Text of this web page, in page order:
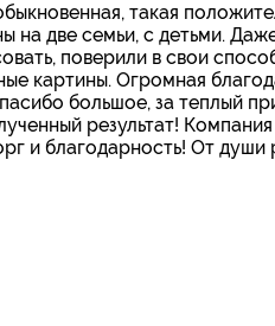
такая
на две семьи, с детьми.
поверили в свои
картины. Огромная
большое, за теплый
результат! Компания
и благодарность! От